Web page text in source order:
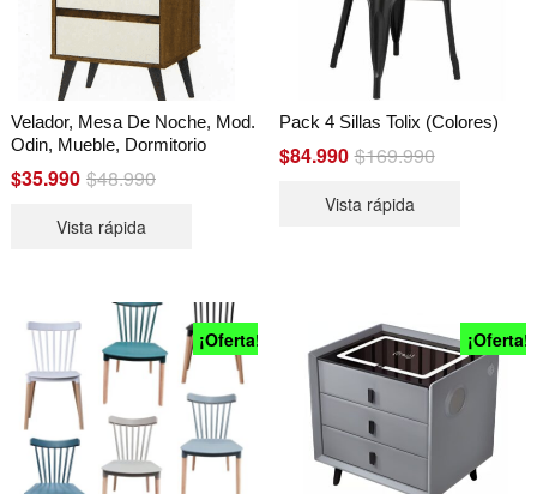
Velador, Mesa De Noche, Mod.
Odin, Mueble, Dormitorio
$48.990Original
$35.990 Current
Vista rápida
Pack 4 Sillas Tolix (Colores)
$169.990Original
$84.990 Current
Vista rápida
¡Oferta! ¡Oferta!